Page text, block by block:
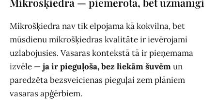
Mikrošķiedra nav tik elpojama kā kokvilna, bet
mūsdienu mikrošķiedras kvalitāte ir ievērojami
uzlabojusies. Vasaras kontekstā tā ir pieņemama
izvēle —ja ir pieguļoša, bez liekām šuvēmun
paredzēta bezsveicienas pieguļai zem plāniem
vasaras apģērbiem.